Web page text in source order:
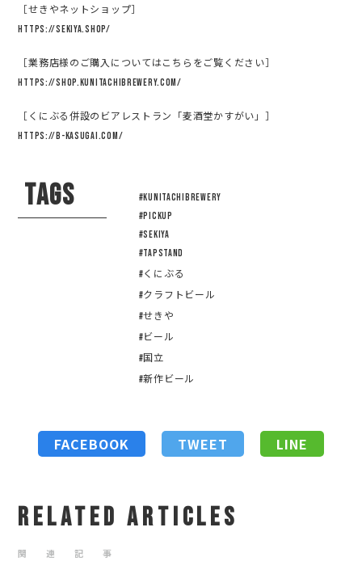
［せきやネットショップ］
https://sekiya.shop/
［業務店様のご購入についてはこちらをご覧ください］
https://shop.kunitachibrewery.com/
［くにぶる併設のビアレストラン「麦酒堂かすがい」］
https://b-kasugai.com/
TAGS
#KUNITACHIBREWERY
#pickup
#sekiya
#tapstand
#くにぶる
#クラフトビール
#せきや
#ビール
#国立
#新作ビール
FACEBOOK TWEET LINE
RELATED ARTICLES
関 連 記 事